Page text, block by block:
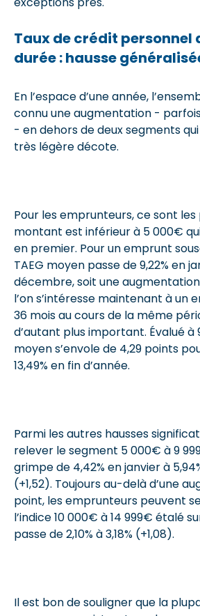
Taux de crédit personnel
durée : hausse
En l’espace d’une année,
connu une augmentation -
- en dehors de deux segments
très légère décote.
Pour les emprunteurs, ce sont
montant est inférieur à 5 000€
en premier. Pour un emprunt
TAEG moyen passe de 9,22% en
décembre, soit une augmentation
l’on s’intéresse maintenant à un
36 mois au cours de la même
d’autant plus important. Évalué à
moyen s’envole de 4,29 points
13,49% en fin d’année.
Parmi les autres hausses
relever le segment 5 000€ à 9
grimpe de 4,42% en janvier à
(+1,52). Toujours au-delà d’une
point, les emprunteurs peuvent
l’indice 10 000€ à 14 999€ étalé
passe de 2,10% à 3,18% (+1,08).
Il est bon de souligner que la